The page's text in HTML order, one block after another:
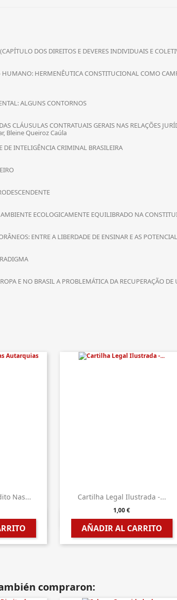
DOS DIREITOS E DEVERES INDIVIDUAIS E
HERMENÊUTICA CONSTITUCIONAL COMO
ALGUNS CONTORNOS
CLÁUSULAS CONTRATUAIS GERAIS NAS RELAÇÕES
Bleine Queiroz Caúla
INTELIGÊNCIA CRIMINAL BRASILEIRA
ECOLOGICAMENTE EQUILIBRADO NA
ENTRE A LIBERDADE DE ENSINAR E AS
E NO BRASIL A PROBLEMÁTICA DA RECUPERAÇÃO
Nas... Cartilha Legal Ilustrada -...
1,00 €
AÑADIR AL CARRITO
 Vista rápida
compraron: